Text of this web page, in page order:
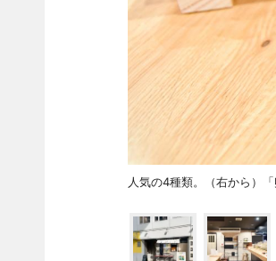
人気の4種類。（右から）